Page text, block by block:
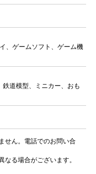
、ゲームソフト、ゲーム機
道模型、ミニカー、おも
せん。電話でのお問い合
る場合がございます。